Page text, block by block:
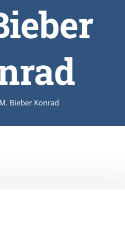
M. Bieber Konrad